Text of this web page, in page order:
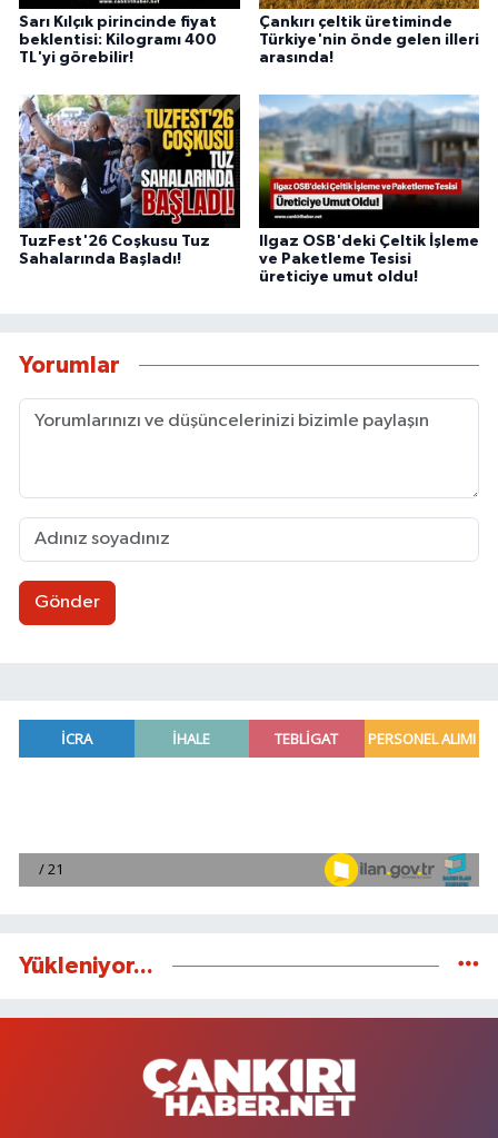
Sarı Kılçık pirincinde fiyat
beklentisi: Kilogramı 400
TL'yi görebilir!
Çankırı çeltik üretiminde
Türkiye'nin önde gelen illeri
arasında!
TuzFest'26 Coşkusu Tuz
Sahalarında Başladı!
Ilgaz OSB'deki Çeltik İşleme
ve Paketleme Tesisi
üreticiye umut oldu!
Yorumlar
Gönder
Yükleniyor...